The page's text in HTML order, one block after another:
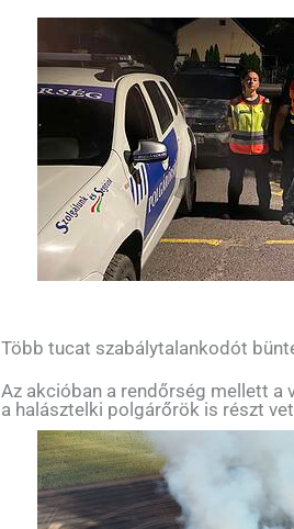
Több tucat szabálytalankodót
Az akcióban a rendőrség mellett a
a halásztelki polgárőrök is részt